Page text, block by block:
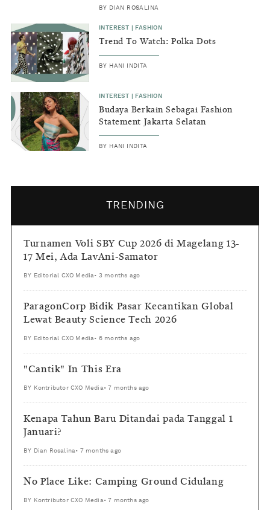
BY DIAN ROSALINA
INTEREST FASHION
Trend To Watch: Polka Dots
BY HANI INDITA
INTEREST FASHION
Budaya Berkain Sebagai Fashion
Statement Jakarta Selatan
BY HANI INDITA
TRENDING
Turnamen Voli SBY Cup 2026 di Magelang 13-
17 Mei, Ada LavAni-Samator
BY Editorial CXO Media• 3 months ago
ParagonCorp Bidik Pasar Kecantikan Global
Lewat Beauty Science Tech 2026
BY Editorial CXO Media• 6 months ago
"Cantik" In This Era
BY Kontributor CXO Media•7 months ago
Kenapa Tahun Baru Ditandai pada Tanggal 1
Januari?
BY Dian Rosalina• 7 months ago
No Place Like: Camping Ground Cidulang
BY Kontributor CXO Media•7 months ago